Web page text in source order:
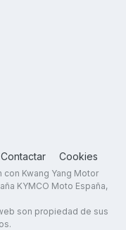
Contactar Cookies
con Kwang Yang Motor
KYMCO Moto España,
son propiedad de sus